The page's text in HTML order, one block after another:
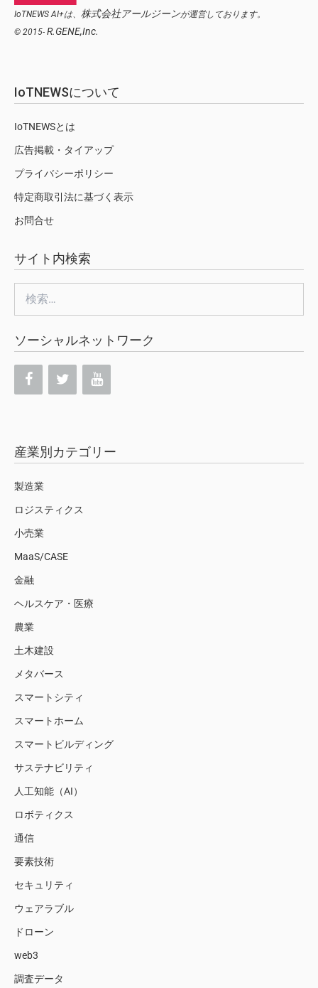
IoTNEWS AI+は、 株式会社アールジーンが運営しております。
© 2015- R.GENE,Inc.
IoTNEWSについて
IoTNEWSとは
広告掲載・タイアップ
プライバシーポリシー
特定商取引法に基づく表示
お問合せ
サイト内検索
索:
ソーシャルネットワーク
産業別カテゴリー
製造業
ロジスティクス
小売業
MaaS/CASE
金融
ヘルスケア・医療
農業
土木建設
メタバース
スマートシティ
スマートホーム
スマートビルディング
サステナビリティ
人工知能（AI）
ロボティクス
通信
要素技術
セキュリティ
ウェアラブル
ドローン
web3
調査データ